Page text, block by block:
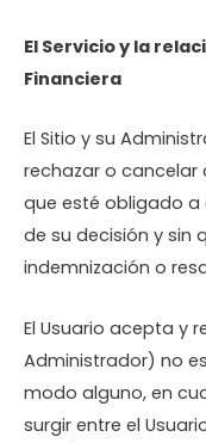
El Servicio y la
Financiera
El Sitio y su
rechazar o cancelar
que esté obligado a
de su decisión y sin
indemnización o
El Usuario acepta y
Administrador) no
modo alguno, en
surgir entre el